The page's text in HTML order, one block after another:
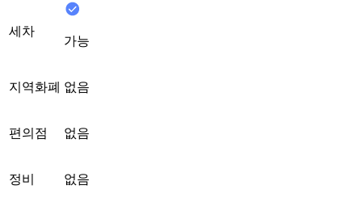
세차
가능
지역화폐 없음
편의점 없음
정비 없음